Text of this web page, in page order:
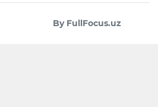
By FullFocus.uz